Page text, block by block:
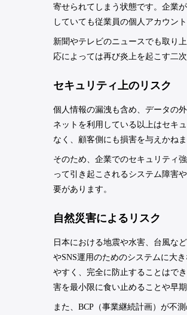
寄せられてしまう状態です。企業
していても従業員の個人アカウン
新聞やテレビのニュースでも取り
応によっては再び炎上を起こす二
セキュリティ上のリスク
個人情報の漏洩も含め、データの
ネットを利用している以上はセキ
なく、顧客側にも損害を与えかねま
そのため、企業でのセキュリティ
って引き起こされるシステム障害
要があります。
自然災害によるリスク
日本における地震や水害、台風な
やSNS運用のためのシステムに大
やすく、完全に防止することはで
害を最小限に食い止めることや早
また、BCP（事業継続計画）が不